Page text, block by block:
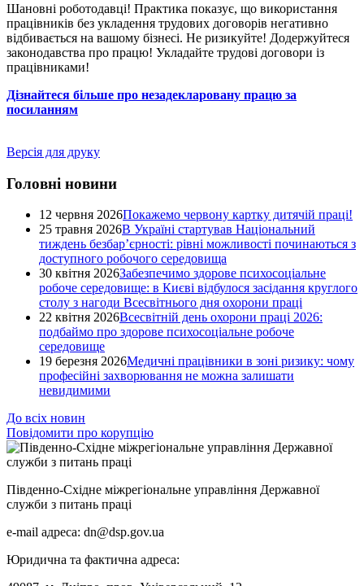
Шановні роботодавці! Практика показує, що використання
працівників без укладення трудових договорів негативно
відбивається на вашому бізнесі. Не ризикуйте! Додержуйтеся
законодавства про працю! Укладайте трудові договори із
працівниками!
Дізнайтеся більше про незадекларовану працю за
посиланням
Версія для друку
Головні новини
12 червня 2026Покажемо червону картку дитячій праці!
25 травня 2026В Україні стартував Національний
тиждень безбар’єрності: рівні можливості починаються з
доступного робочого середовища
30 квітня 2026Забезпечимо здорове психосоціальне
робоче середовище: в Києві відбулося засідання круглого
столу з нагоди Всесвітнього дня охорони праці
22 квітня 2026Всесвітній день охорони праці 2026:
подбаймо про здорове психосоціальне робоче
середовище
19 березня 2026Медичні працівники в зоні ризику: чому
професійні захворювання не можна залишати
невидимими
До всіх новин
Повідомити про корупцію
Південно-Східне міжрегіональне управління Державної
служби з питань праці
e-mail адреса: dn@dsp.gov.ua
Юридична та фактична адреса: